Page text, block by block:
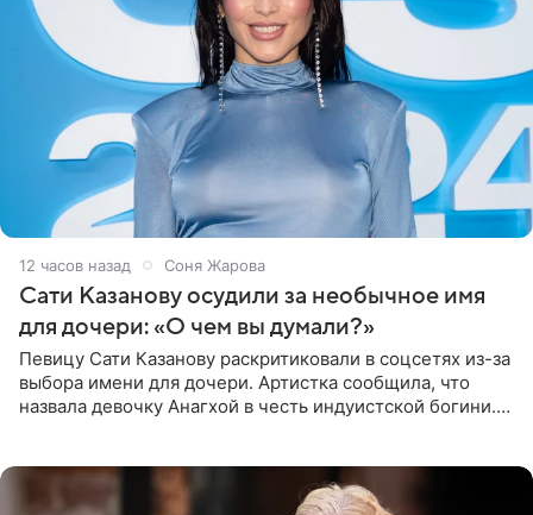
12 часов назад Соня Жарова
Сати Казанову осудили за необычное имя
для дочери: «О чем вы думали?»
Певицу Сати Казанову раскритиковали в соцсетях из-за
выбора имени для дочери. Артистка сообщила, что
назвала девочку Анагхой в честь индуистской богини.